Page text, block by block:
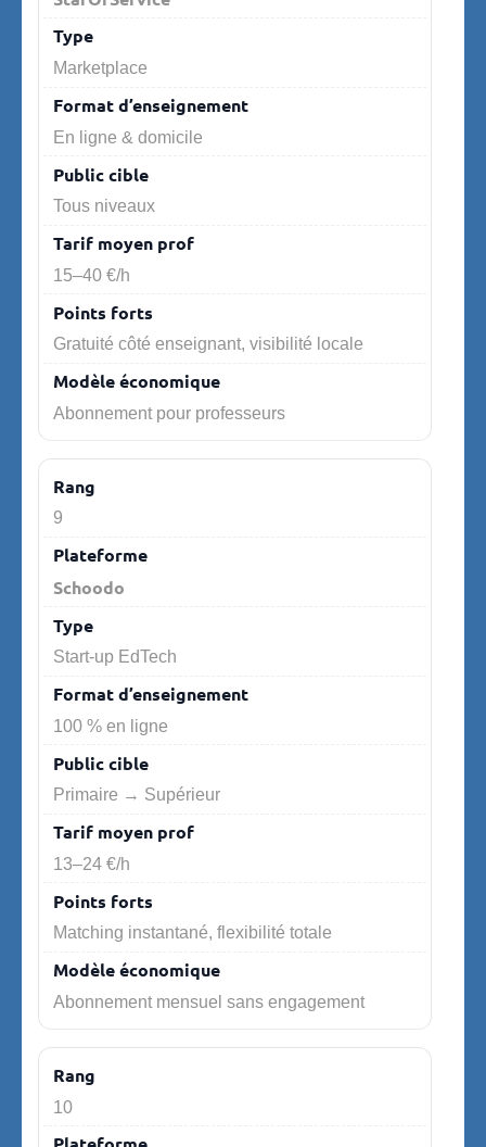
Marketplace
En ligne & domicile
Tous niveaux
15–40 €/h
Gratuité côté enseignant, visibilité locale
Abonnement pour professeurs
9
Schoodo
Start-up EdTech
100 % en ligne
Primaire → Supérieur
13–24 €/h
Matching instantané, flexibilité totale
Abonnement mensuel sans engagement
10